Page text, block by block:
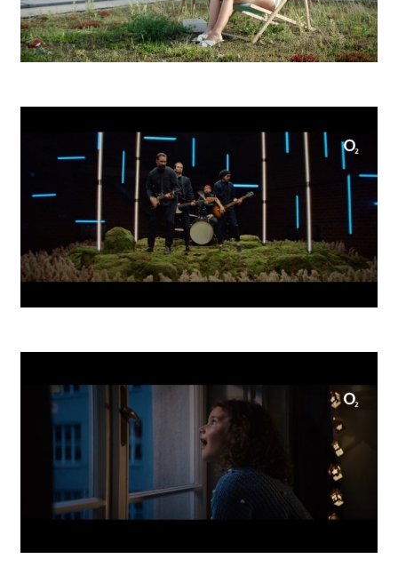
Hubert Ice Club Pool Party
O2 Tidal